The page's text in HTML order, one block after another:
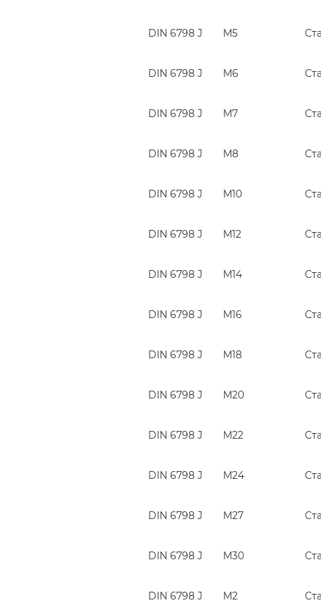
DIN 6798 J М5
DIN 6798 J М6
DIN 6798 J М7
DIN 6798 J М8
DIN 6798 J М10
DIN 6798 J М12
DIN 6798 J М14
DIN 6798 J М16
DIN 6798 J М18
DIN 6798 J М20
DIN 6798 J М22
DIN 6798 J М24
DIN 6798 J М27
DIN 6798 J М30
DIN 6798 J М2